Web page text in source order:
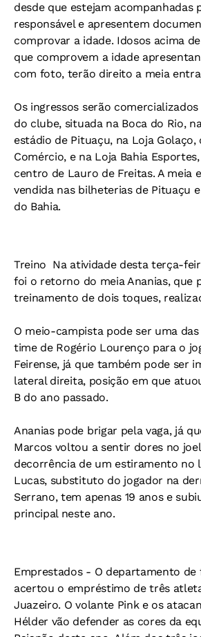
desde que estejam acompanhadas
responsável e apresentem
comprovar a idade. Idosos acima
que comprovem a idade
com foto, terão direito a meia
Os ingressos serão
do clube, situada na Boca do Rio,
estádio de Pituaçu, na Loja Golaço,
Comércio, e na Loja Bahia
centro de Lauro de Freitas. A meia
vendida nas bilheterias de Pituaçu
do Bahia.
Treino  Na atividade desta terça-
foi o retorno do meia Ananias, que
treinamento de dois toques,
O meio-campista pode ser uma
time de Rogério Lourenço para o
Feirense, já que também pode ser
lateral direita, posição em que
B do ano passado.
Ananias pode brigar pela vaga, já
Marcos voltou a sentir dores no
decorrência de um estiramento no
Lucas, substituto do jogador na
Serrano, tem apenas 19 anos e
principal neste ano.
Emprestados - O departamento
acertou o empréstimo de três
Juazeiro. O volante Pink e os
Hélder vão defender as cores da